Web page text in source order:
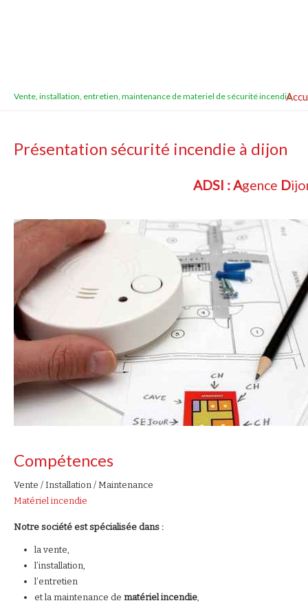
Vente, installation, entretien, maintenance de materiel de sécurité incendie
Présentation sécurité incendie à dijon
ADSI : Agence D
Compétences
Vente / Installation / Maintenance
Matériel incendie
Notre société est spécialisée dans :
la vente,
l’installation,
l’entretien
et la maintenance de matériel incendie,